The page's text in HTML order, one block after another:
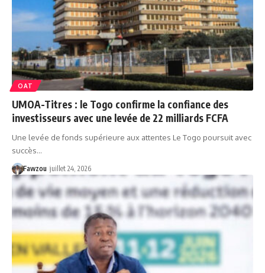
OAT
UMOA-Titres : le Togo confirme la confiance des
investisseurs avec une levée de 22 milliards FCFA
Une levée de fonds supérieure aux attentes Le Togo poursuit avec
succès…
Fawzou juillet 24, 2026